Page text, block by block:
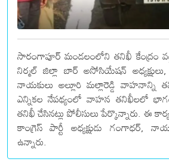
సారంగాపూర్ మండలంలోని తనిఖీ కేంద్రం
నిర్మల్ జిల్లా బార్ అసోసియేషన్
నాయకులు అల్లూరి మల్లారెడ్డి వాహనాన్ని
ఎన్నికల నేపథ్యంలో వాహన తనిఖీలలో
తనిఖీ చేసినట్లు పోలీసులు పేర్కొన్నారు. ఈ
కాంగ్రెస్ పార్టీ అధ్యక్షుడు గంగాధర్,
ఉన్నారు.